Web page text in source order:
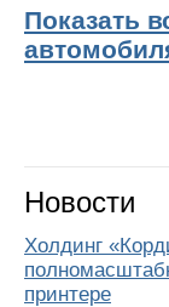
Показать
Новости
Холдинг
принтере